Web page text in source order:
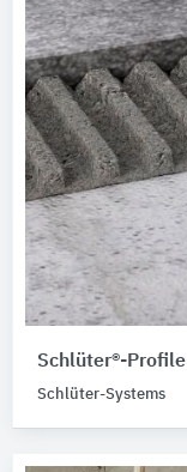
Schlüter®-Profile
Schlüter-Systems